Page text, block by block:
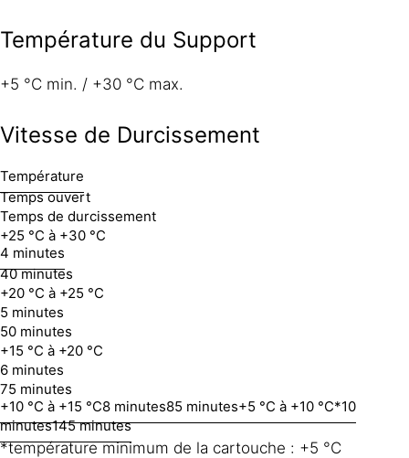
Température du Support
+5 °C min. / +30 °C max.
Vitesse de Durcissement
Température
Temps ouvert
Temps de durcissement
+25 °C à +30 °C
4 minutes
40 minutes
+20 °C à +25 °C
5 minutes
50 minutes
+15 °C à +20 °C
6 minutes
75 minutes
+10 °C à +15 °C8 minutes85 minutes+5 °C à +10 °C*10
minutes145 minutes
*température minimum de la cartouche : +5 °C